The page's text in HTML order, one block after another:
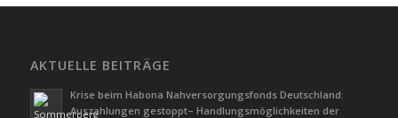
AKTUELLE BEITRÄGE
Krise beim Habona Nahversorgungsfonds Deutschland:
Auszahlungen gestoppt– Handlungsmöglichkeiten der